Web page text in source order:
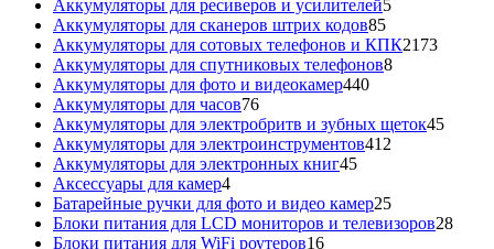
Аккумуляторы для ресиверов и усилителей55
Аккумуляторы для сканеров штрих кодов8585
товаров
Аккумуляторы для сотовых телефонов и КПК21732173
Аккумуляторы для спутниковых телефонов88
Аккумуляторы для фото и видеокамер440440
Аккумуляторы для часов7676
товаров
Аккумуляторы для электробритв и зубных щеток4545
Аккумуляторы для электроинструментов412
Аккумуляторы для электронных книг4545
Аксессуары для камер44
товара
Батарейные ручки для фото и видео камер2525
товаров
Блоки питания для LCD мониторов и телевизоров2828
Блоки питания для WiFi роутеров1616